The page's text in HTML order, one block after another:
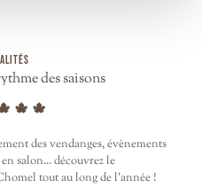
des saisons
des vendanges, évènements
salon... découvrez le
tout au long de l’année !